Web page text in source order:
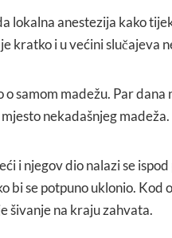
lokalna anestezija kako
kratko i u većini slučajeva
o samom madežu. Par
nekadašnjeg madeža.
i njegov dio nalazi se
bi se potpuno uklonio. Kod
šivanje na kraju zahvata.